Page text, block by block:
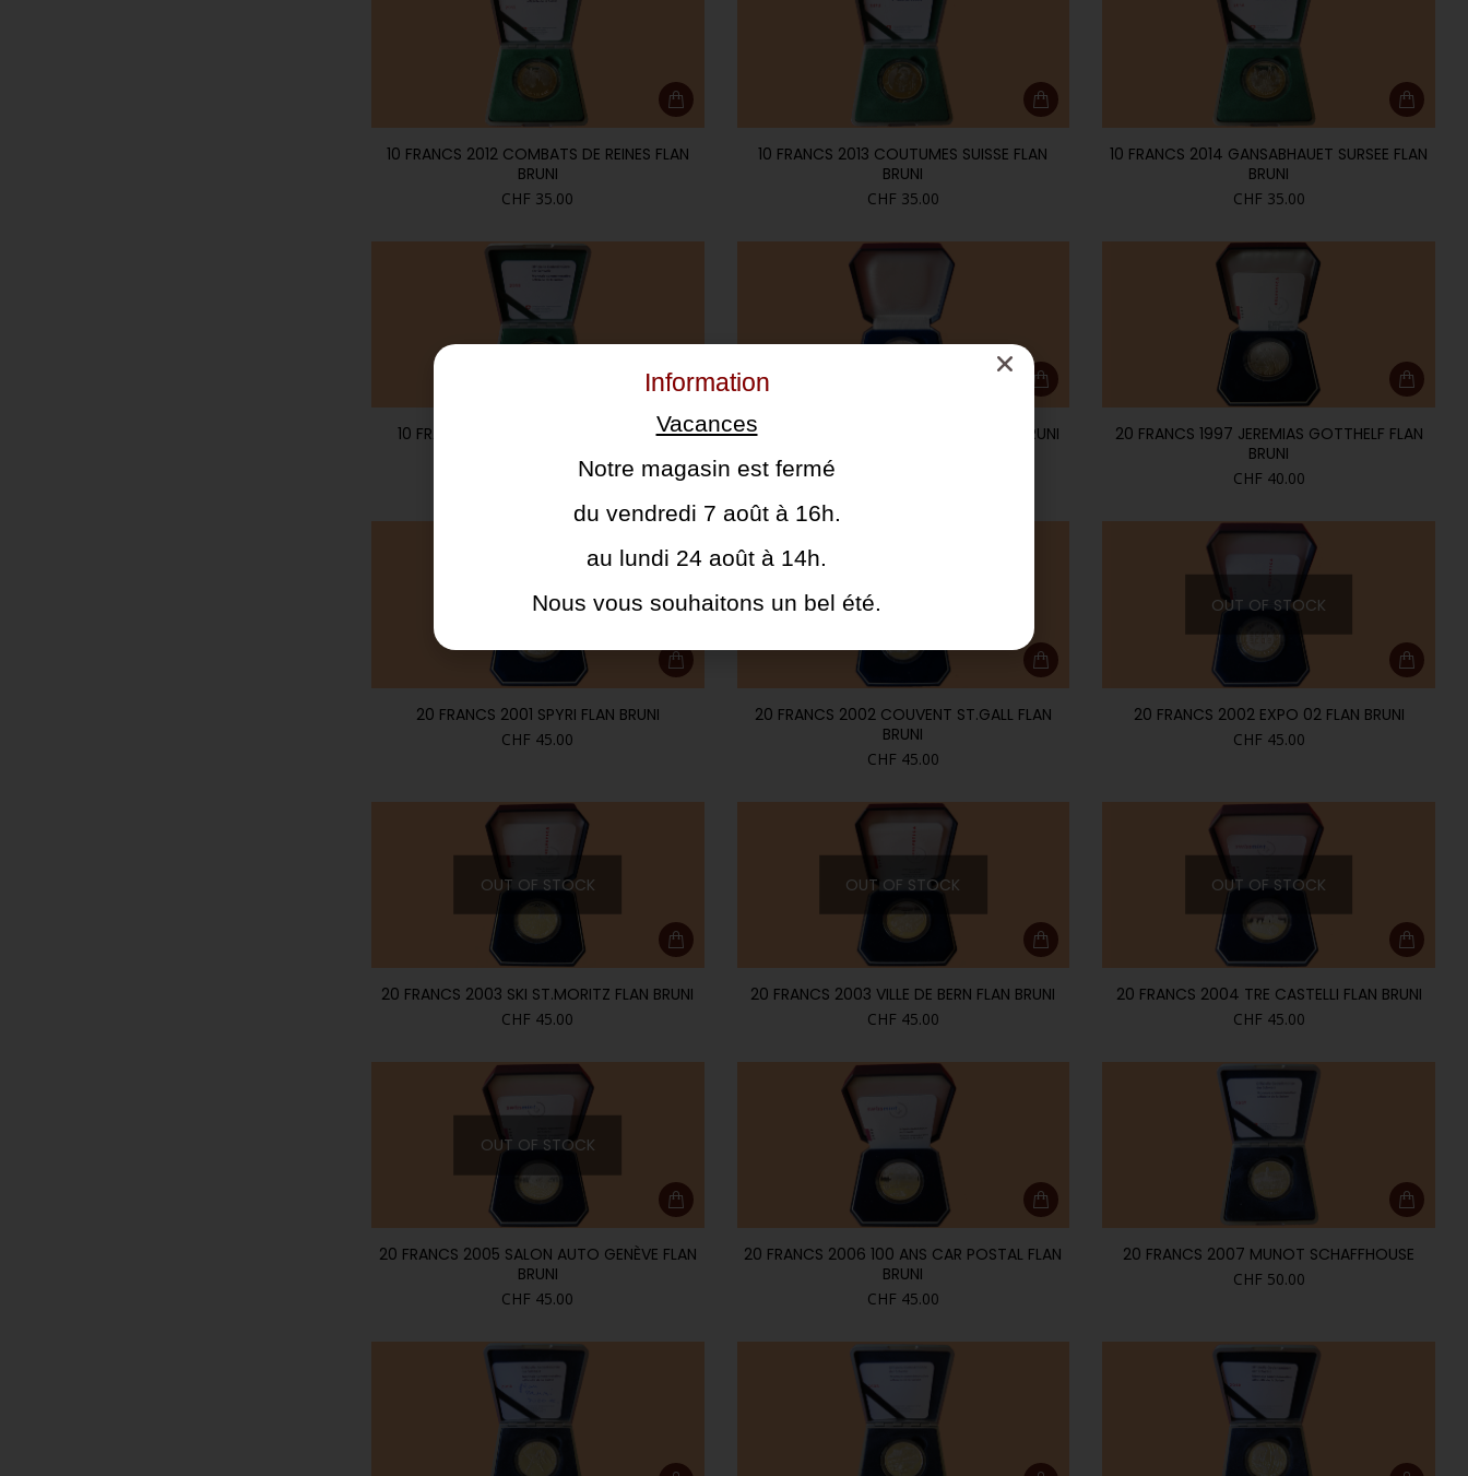
10 FRANCS 2012 COMBATS DE REINES FLAN
BRUNI
CHF 35.00
10 FRANCS 2013 COUTUMES SUISSE FLAN
BRUNI
CHF 35.00
10 FRANCS 2014 GANSABHAUET SURSEE FLAN
BRUNI
CHF 35.00
10 FRANCS 2015 LA DÉSALPE FLAN BRUNI 20 FRANCS 1992 GERTRUD KURZ FLAN BRUNI
20 FRANCS 1997 JEREMIAS GOTTHELF FLAN
BRUNI
CHF 40.00
OUT OF STOCK
20 FRANCS 2001 SPYRI FLAN BRUNI
CHF 45.00
OUT OF STOCK
20 FRANCS 2002 COUVENT ST.GALL FLAN
BRUNI
CHF 45.00
OUT OF STOCK
20 FRANCS 2002 EXPO 02 FLAN BRUNI
CHF 45.00
OUT OF STOCK
20 FRANCS 2003 SKI ST.MORITZ FLAN BRUNI
CHF 45.00
OUT OF STOCK
20 FRANCS 2003 VILLE DE BERN FLAN BRUNI
CHF 45.00
OUT OF STOCK
20 FRANCS 2004 TRE CASTELLI FLAN BRUNI
CHF 45.00
OUT OF STOCK
20 FRANCS 2005 SALON AUTO GENÈVE FLAN
BRUNI
CHF 45.00
20 FRANCS 2006 100 ANS CAR POSTAL FLAN
BRUNI
CHF 45.00
20 FRANCS 2007 MUNOT SCHAFFHOUSE
CHF 50.00
Information
Vacances
Notre magasin est fermé
du vendredi 7 août à 16h.
au lundi 24 août à 14h.
Nous vous souhaitons un bel été.